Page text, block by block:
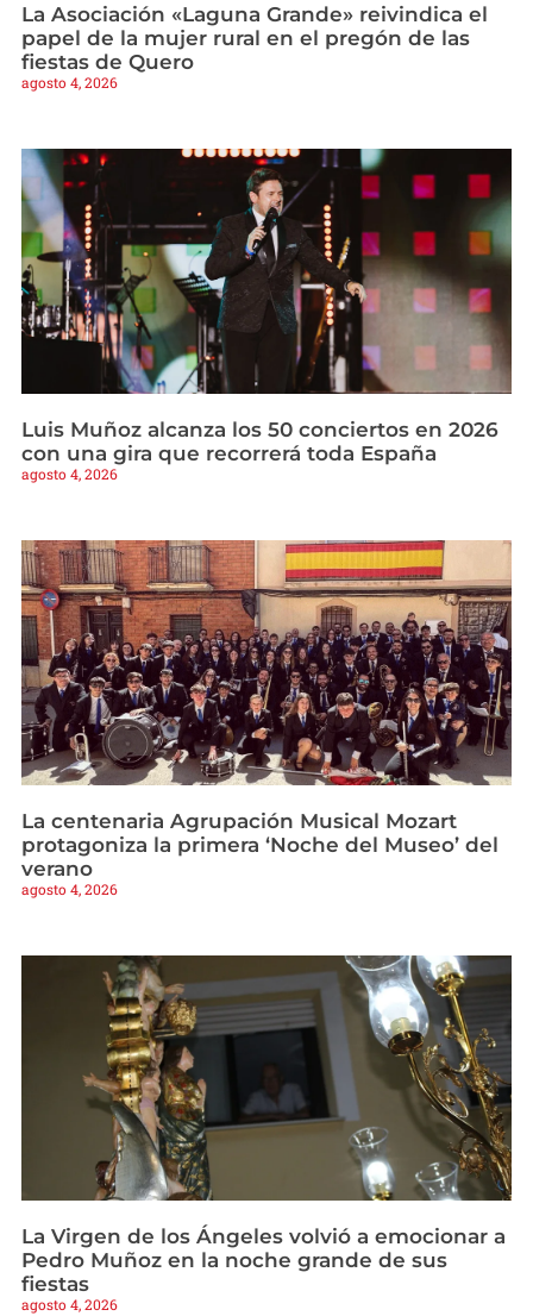
La Asociación «Laguna Grande» reivindica el
papel de la mujer rural en el pregón de las
fiestas de Quero
agosto 4, 2026
Luis Muñoz alcanza los 50 conciertos en 2026
con una gira que recorrerá toda España
agosto 4, 2026
La centenaria Agrupación Musical Mozart
protagoniza la primera ‘Noche del Museo’ del
verano
agosto 4, 2026
La Virgen de los Ángeles volvió a emocionar a
Pedro Muñoz en la noche grande de sus
fiestas
agosto 4, 2026